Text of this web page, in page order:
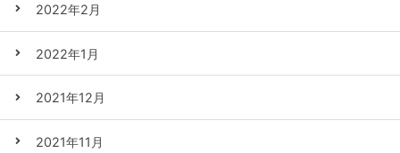
2022年2月
2022年1月
2021年12月
2021年11月